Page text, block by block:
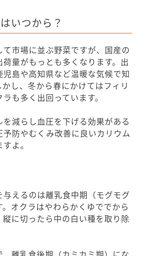
いつから？
市場に並ぶ野菜ですが、国産の
量がもっとも多くなります。出
島や高知県など温暖な気候で知
し、冬から春にかけてはフィリ
も多く出回っています。
減らし血圧を下げる効果がある
防やむくみ改善に良いカリウム
よ。
えるのは離乳食中期（モグモグ
オクラはやわらかくゆででから
に切ったら中の白い種を取り除